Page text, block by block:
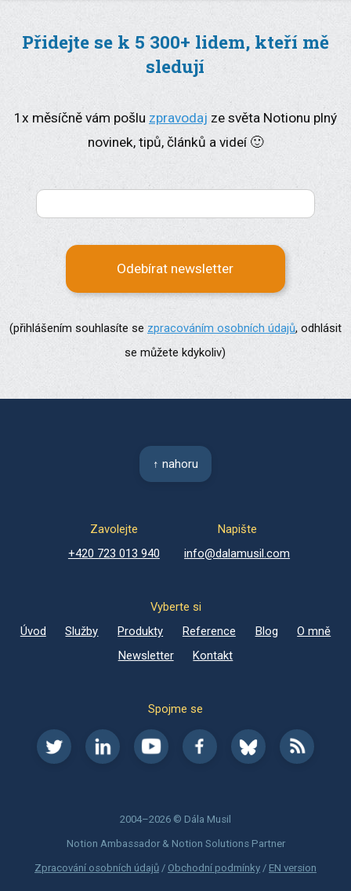
Přidejte se k 5 300+ lidem, kteří mě
sledují
1x měsíčně vám pošlu zpravodaj ze světa Notionu plný
novinek, tipů, článků a videí 🙂
Odebírat newsletter
(přihlášením souhlasíte se zpracováním osobních údajů, odhlásit
se můžete kdykoliv)
↑ nahoru
Zavolejte
+420 723 013 940
Napište
info@dalamusil.com
Vyberte si
Úvod
Služby Produkty Reference Blog
O mně
Newsletter
Kontakt
Spojme se
2004–2026 © Dála Musil
Notion Ambassador & Notion Solutions Partner
Zpracování osobních údajů / Obchodní podmínky / EN version